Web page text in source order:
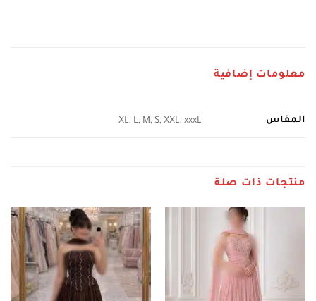
معلومات إضافية
المقاس XL, L, M, S, XXL, xxxL
منتجات ذات صلة